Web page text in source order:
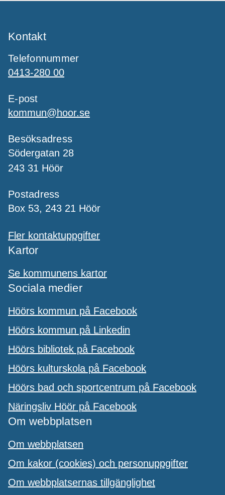
Kontakt
Telefonnummer
0413-280 00
E-post
kommun@hoor.se
Besöksadress
Södergatan 28
243 31 Höör
Postadress
Box 53, 243 21 Höör
Fler kontaktuppgifter
Kartor
Se kommunens kartor
Sociala medier
Höörs kommun på Facebook
Höörs kommun på Linkedin
Höörs bibliotek på Facebook
Höörs kulturskola på Facebook
Höörs bad och sportcentrum på Facebook
Näringsliv Höör på Facebook
Om webbplatsen
Om webbplatsen
Om kakor (cookies) och personuppgifter
Om webbplatsernas tillgänglighet